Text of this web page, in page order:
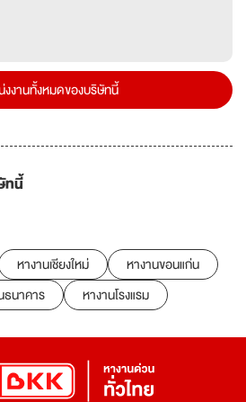
งงานทั้งหมดของบริษัทนี้
ทนี้
หางานเชียงใหม่
หางานขอนแก่น
ธนาคาร หางานโรงแรม